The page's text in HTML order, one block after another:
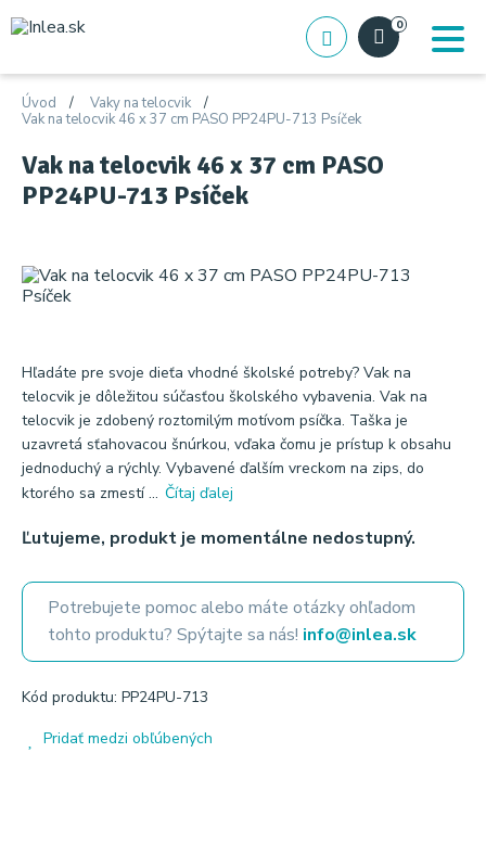
0
Úvod
Vaky na telocvik
Vak na telocvik 46 x 37 cm PASO PP24PU-713 Psíček
Vak na telocvik 46 x 37 cm PASO
PP24PU-713 Psíček
Hľadáte pre svoje dieťa vhodné školské potreby? Vak na
telocvik je dôležitou súčasťou školského vybavenia. Vak na
telocvik je zdobený roztomilým motívom psíčka. Taška je
uzavretá sťahovacou šnúrkou, vďaka čomu je prístup k obsahu
jednoduchý a rýchly. Vybavené ďalším vreckom na zips, do
ktorého sa zmestí ... Čítaj ďalej
Ľutujeme, produkt je momentálne nedostupný.
Potrebujete pomoc alebo máte otázky ohľadom
tohto produktu? Spýtajte sa nás! info@inlea.sk
Kód produktu: PP24PU-713
Pridať medzi obľúbených